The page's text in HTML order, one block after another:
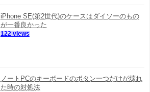
iPhone SE(第2世代)のケースはダイソーのもの
が一番良かった
122 views
ノートPCのキーボードのボタン一つだけが壊れ
た時の対処法